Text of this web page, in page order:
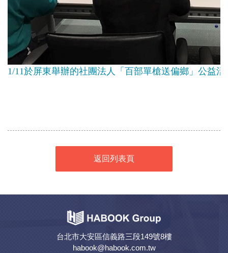
1/11於屏東舉辦的社團法人「百部單槍送偏鄉」公益
返回列表頁
台北市大安區信義路三段149號8樓
habook@habook.com.tw